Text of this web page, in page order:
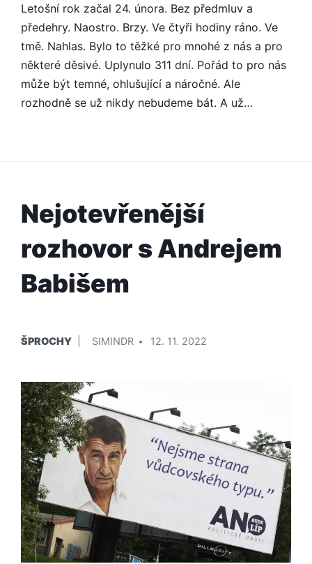
Letošní rok začal 24. února. Bez předmluv a
předehry. Naostro. Brzy. Ve čtyři hodiny ráno. Ve
tmě. Nahlas. Bylo to těžké pro mnohé z nás a pro
některé děsivé. Uplynulo 311 dní. Pořád to pro nás
může být temné, ohlušující a náročné. Ale
rozhodně se už nikdy nebudeme bát. A už…
Nejotevřenější
rozhovor s Andrejem
Babišem
V
ŠPROCHY
SIMINDR
12. 11. 2022